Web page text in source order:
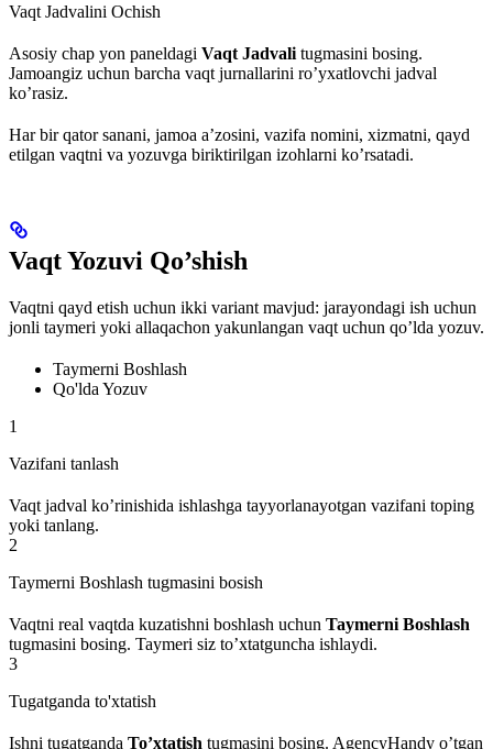
Vaqt Jadvalini Ochish
Asosiy chap yon paneldagi Vaqt Jadvali tugmasini bosing.
Jamoangiz uchun barcha vaqt jurnallarini ro’yxatlovchi jadval
ko’rasiz.
Har bir qator sanani, jamoa a’zosini, vazifa nomini, xizmatni, qayd
etilgan vaqtni va yozuvga biriktirilgan izohlarni ko’rsatadi.
Vaqt Yozuvi Qo’shish
Vaqtni qayd etish uchun ikki variant mavjud: jarayondagi ish uchun
jonli taymeri yoki allaqachon yakunlangan vaqt uchun qo’lda yozuv.
Taymerni Boshlash
Qo'lda Yozuv
1
Vazifani tanlash
Vaqt jadval ko’rinishida ishlashga tayyorlanayotgan vazifani toping
yoki tanlang.
2
Taymerni Boshlash tugmasini bosish
Vaqtni real vaqtda kuzatishni boshlash uchun Taymerni Boshlash
tugmasini bosing. Taymeri siz to’xtatguncha ishlaydi.
3
Tugatganda to'xtatish
Ishni tugatganda To’xtatish tugmasini bosing. AgencyHandy o’tgan